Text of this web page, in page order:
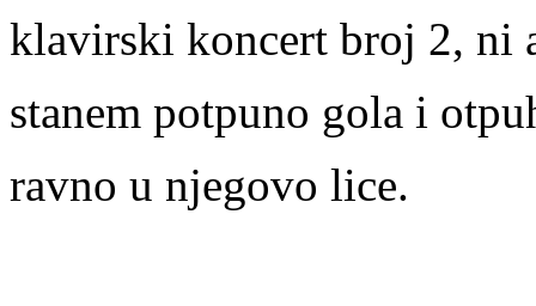
klavirski koncert broj 2, ni
stanem potpuno gola i
ravno u njegovo lice.